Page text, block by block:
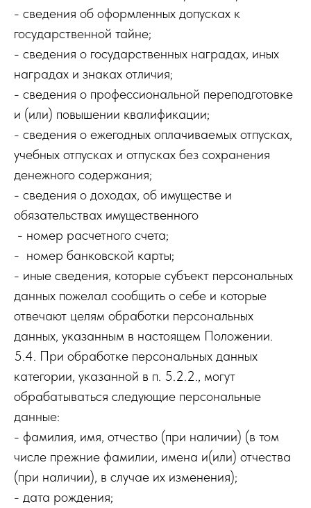
- сведения об оформленных допусках к
государственной тайне;
- сведения о государственных наградах, иных
наградах и знаках отличия;
- сведения о профессиональной переподготовке
и (или) повышении квалификации;
- сведения о ежегодных оплачиваемых отпусках,
учебных отпусках и отпусках без сохранения
денежного содержания;
- сведения о доходах, об имуществе и
обязательствах имущественного
- номер расчетного счета;
- номер банковской карты;
- иные сведения, которые субъект персональных
данных пожелал сообщить о себе и которые
отвечают целям обработки персональных
данных, указанным в настоящем Положении.
5.4. При обработке персональных данных
категории, указанной в п. 5.2.2., могут
обрабатываться следующие персональные
данные:
- фамилия, имя, отчество (при наличии) (в том
числе прежние фамилии, имена и(или) отчества
(при наличии), в случае их изменения);
- дата рождения;